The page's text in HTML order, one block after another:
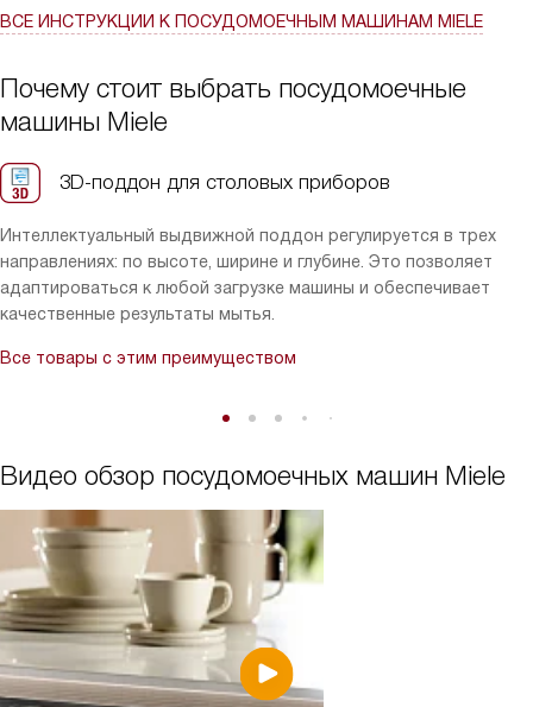
дверцы работают как надо. В общем, как человек, который не
стабильность — машина действительно экономит время и
ВСЕ ИНСТРУКЦИИ К ПОСУДОМОЕЧНЫМ МАШИНАМ MIELE
Почему стоит выбрать посудомоечные
машины Miele
3D-поддон для столовых приборов
Интеллектуальный выдвижной поддон регулируется в трех
направлениях: по высоте, ширине и глубине. Это позволяет
адаптироваться к любой загрузке машины и обеспечивает
качественные результаты мытья.
Все товары с этим преимуществом
Видео обзор посудомоечных машин Miele